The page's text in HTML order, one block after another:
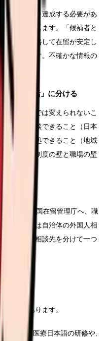
までに何を達成する必要があ
確に把握します。「候補者と
か、「合格して在留が安定し
変わります。不確かな情報の
です。
場」「生活」に分ける
いて自分では変えられないこ
改善を相談できること（日本
活面で対処できること（地域
します。制度の壁と職場の壁
進める
・出入国在留管理庁へ、職
、生活面は自治体の外国人相
とせず、相談先を分けて一つ
ことがあります。
談する
：医療日本語の研修や、